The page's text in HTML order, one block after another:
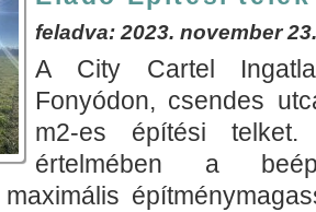
feladva: 2023. november 23.
A City Cartel
Fonyódon, csendes
m2-es építési
értelmében a
maximális